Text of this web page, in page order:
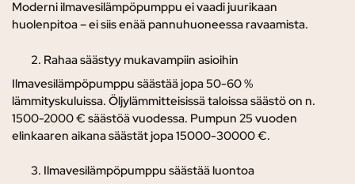
Moderni ilmavesilämpöpumppu ei vaadi juurikaan
huolenpitoa – ei siis enää pannuhuoneessa ravaamista.
Rahaa säästyy mukavampiin asioihin
Ilmavesilämpöpumppu säästää jopa 50-60 %
lämmityskuluissa. Öljylämmitteisissä taloissa säästö on n.
1500-2000 € säästöä vuodessa. Pumpun 25 vuoden
elinkaaren aikana säästät jopa 15000-30000 €.
Ilmavesilämpöpumppu säästää luontoa